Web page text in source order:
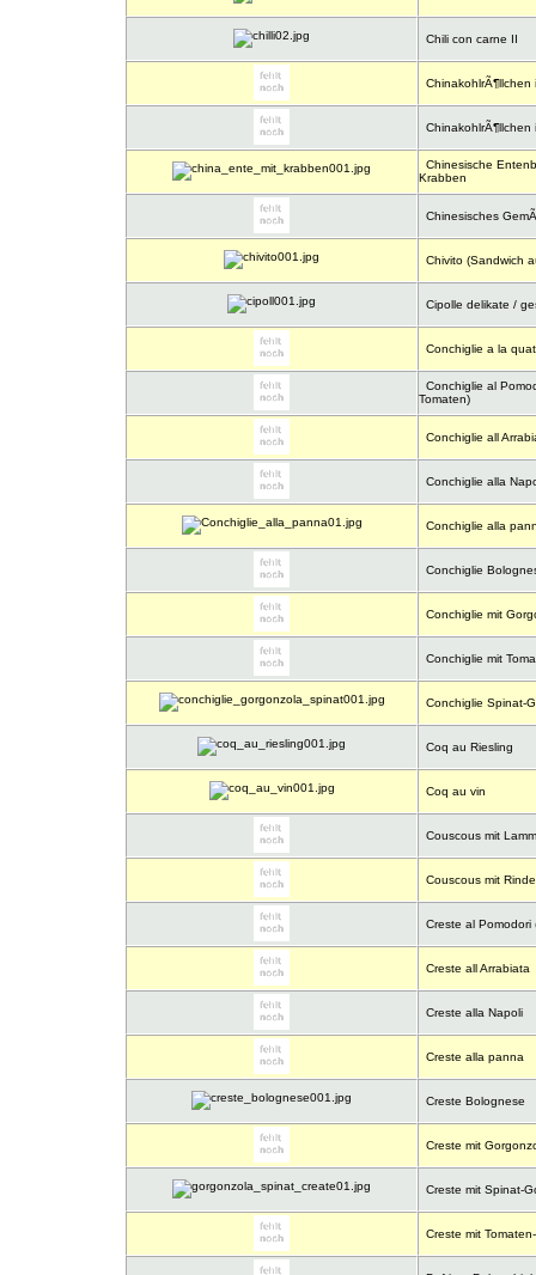
Chili con carne II
ChinakohlrÃ¶llchen
ChinakohlrÃ¶llchen
Chinesische
Krabben
Chinesisches
Chivito (Sandwich
Cipolle delikate /
Conchiglie a la
Conchiglie al
Tomaten)
Conchiglie all
Conchiglie alla
Conchiglie alla
Conchiglie
Conchiglie mit
Conchiglie mit
Conchiglie Spinat-
Coq au Riesling
Coq au vin
Couscous mit Lamm
Couscous mit
Creste al Pomodori
Creste all Arrabiata
Creste alla Napoli
Creste alla panna
Creste Bolognese
Creste mit
Creste mit Spinat-
Creste mit